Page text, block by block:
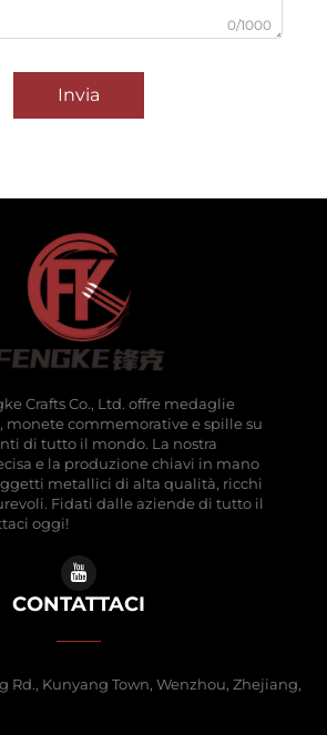
0/1000
Invia
Crafts Co., Ltd. offre medaglie
monete commemorative e spille su
di tutto il mondo. La nostra
e la produzione chiavi in mano
metallici di alta qualità, ricchi
Fidati dalle aziende di tutto il
oggi!
CONTATTACI
Rd., Kunyang Town, Wenzhou, Zhejiang,